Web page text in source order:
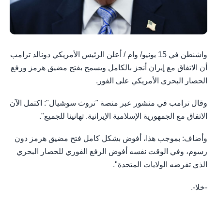
واشنطن في 15 يونيو/ وام / أعلن الرئيس الأمريكي دونالد ترامب
أن الاتفاق مع إيران أنجز بالكامل ويسمح بفتح مضيق هرمز ورفع
الحصار البحري الأمريكي على الفور.
وقال ترامب في منشور عبر منصة "تروث سوشيال": اكتمل الآن
الاتفاق مع الجمهورية الإسلامية الإيرانية​​​. تهانينا للجميع".
وأضاف: بموجب هذا، أفوض بشكل كامل فتح مضيق هرمز دون
رسوم، وفي الوقت نفسه أفوض الرفع الفوري للحصار البحري
الذي تفرضه الولايات المتحدة".
-خلا-.